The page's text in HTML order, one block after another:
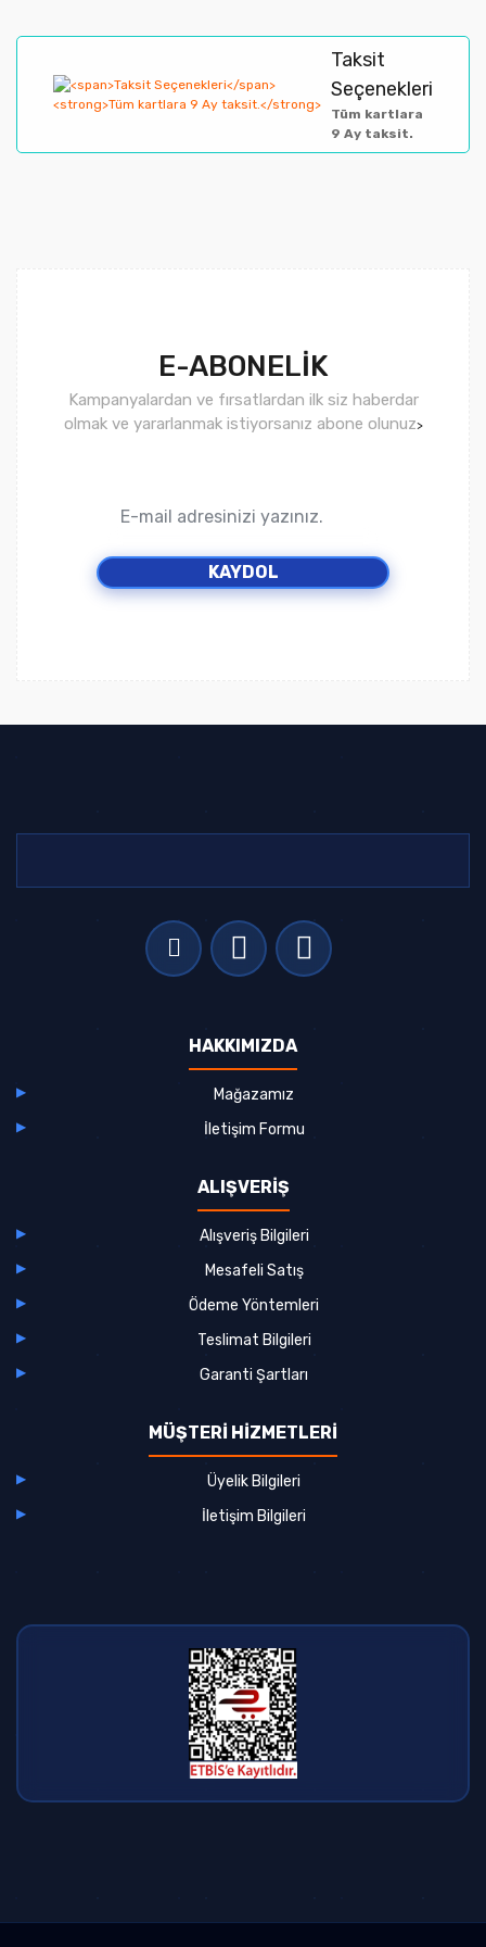
Gönder
Taksit
Seçenekleri
Tüm kartlara
9 Ay taksit.
E-ABONELİK
Kampanyalardan ve fırsatlardan ilk siz haberdar
olmak ve yararlanmak istiyorsanız abone olunuz>
KAYDOL
HAKKIMIZDA
Mağazamız
İletişim Formu
ALIŞVERİŞ
Alışveriş Bilgileri
Mesafeli Satış
Ödeme Yöntemleri
Teslimat Bilgileri
Garanti Şartları
MÜŞTERİ HİZMETLERİ
Üyelik Bilgileri
İletişim Bilgileri